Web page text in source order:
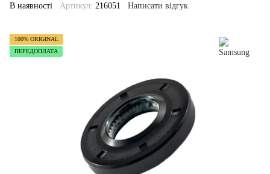
В наявності Артикул: 216051 Написати відгук
100% ORIGINAL
ПЕРЕДОПЛАТА